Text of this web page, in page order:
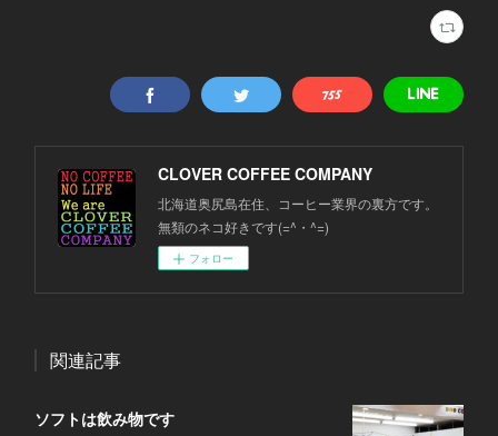
CLOVER COFFEE COMPANY
北海道奥尻島在住、コーヒー業界の裏方です。
無類のネコ好きです(=^・^=)
フォロー
関連記事
ソフトは飲み物です